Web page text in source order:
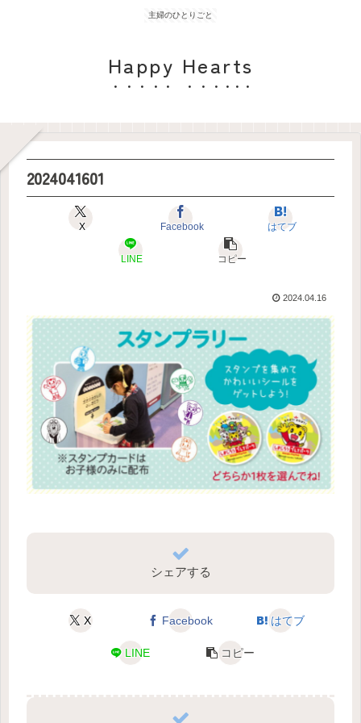
主婦のひとりごと
Happy Hearts
2024041601
X Facebook はてブ
LINE コピー
2024.04.16
シェアする
X Facebook はてブ
LINE コピー